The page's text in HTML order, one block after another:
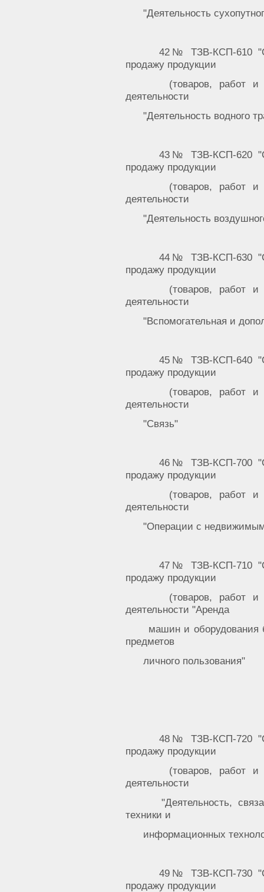
"Деятельность
42№ ТЗВ-КСП-610
продажу продукции
(товаров, работ
деятельности
"Деятельность водного
43№ ТЗВ-КСП-620
продажу продукции
(товаров, работ
деятельности
"Деятельность
44№ ТЗВ-КСП-630
продажу продукции
(товаров, работ
деятельности
"Вспомогательная и
45№ ТЗВ-КСП-640
продажу продукции
(товаров, работ
деятельности
"Связь"
46№ ТЗВ-КСП-700
продажу продукции
(товаров, работ
деятельности
"Операции с
47№ ТЗВ-КСП-710
продажу продукции
(товаров, работ
деятельности "Аренда
машин и оборудования
предметов
личного пользования"
48№ ТЗВ-КСП-720
продажу продукции
(товаров, работ
деятельности
"Деятельность,
техники и
информационных
49№ ТЗВ-КСП-730
продажу продукции